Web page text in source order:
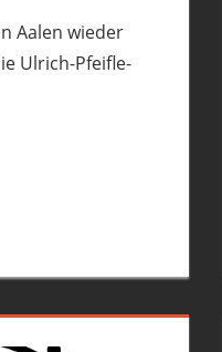
Aalen wieder
Ulrich-Pfeifle-